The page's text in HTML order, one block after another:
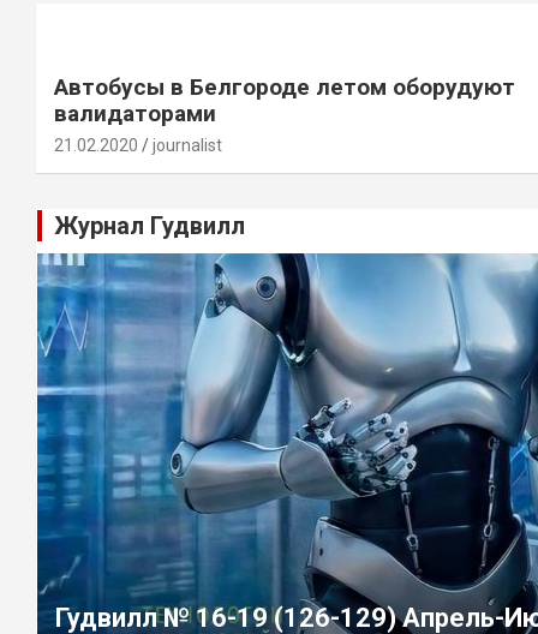
Автобусы в Белгороде летом оборудуют
валидаторами
21.02.2020 journalist
Журнал Гудвилл
Гудвилл № 16-19 (126-129) Апрель-